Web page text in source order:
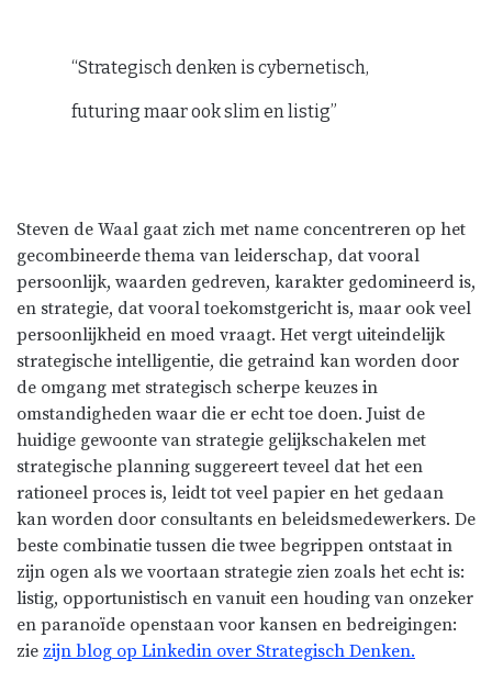
“Strategisch denken is cybernetisch,
futuring maar ook slim en listig”
Steven de Waal gaat zich met name concentreren op het
gecombineerde thema van leiderschap, dat vooral
persoonlijk, waarden gedreven, karakter gedomineerd is,
en strategie, dat vooral toekomstgericht is, maar ook veel
persoonlijkheid en moed vraagt. Het vergt uiteindelijk
strategische intelligentie, die getraind kan worden door
de omgang met strategisch scherpe keuzes in
omstandigheden waar die er echt toe doen. Juist de
huidige gewoonte van strategie gelijkschakelen met
strategische planning suggereert teveel dat het een
rationeel proces is, leidt tot veel papier en het gedaan
kan worden door consultants en beleidsmedewerkers. De
beste combinatie tussen die twee begrippen ontstaat in
zijn ogen als we voortaan strategie zien zoals het echt is:
listig, opportunistisch en vanuit een houding van onzeker
en paranoïde openstaan voor kansen en bedreigingen:
zie zijn blog op Linkedin over Strategisch Denken.